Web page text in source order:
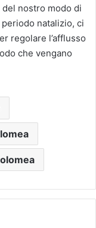
nostro modo di
natalizio, ci
regolare l’afflusso
che vengano